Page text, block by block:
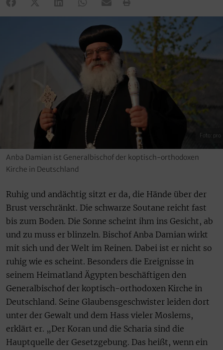
Foto: pro
Anba Damian ist Generalbischof der koptisch-orthodoxen
Kirche in Deutschland
Ruhig und andächtig sitzt er da, die Hände über der
Brust verschränkt. Die schwarze Soutane reicht fast
bis zum Boden. Die Sonne scheint ihm ins Gesicht, ab
und zu muss er blinzeln. Bischof Anba Damian wirkt
mit sich und der Welt im Reinen. Dabei ist er nicht so
ruhig wie es scheint. Besonders die Ereignisse in
seinem Heimatland Ägypten beschäftigen den
Generalbischof der koptisch-orthodoxen Kirche in
Deutschland. Seine Glaubensgeschwister leiden dort
unter der Gewalt und dem Hass vieler Moslems,
erklärt er. „Der Koran und die Scharia sind die
Hauptquelle der Gesetzgebung. Das heißt, wenn ein